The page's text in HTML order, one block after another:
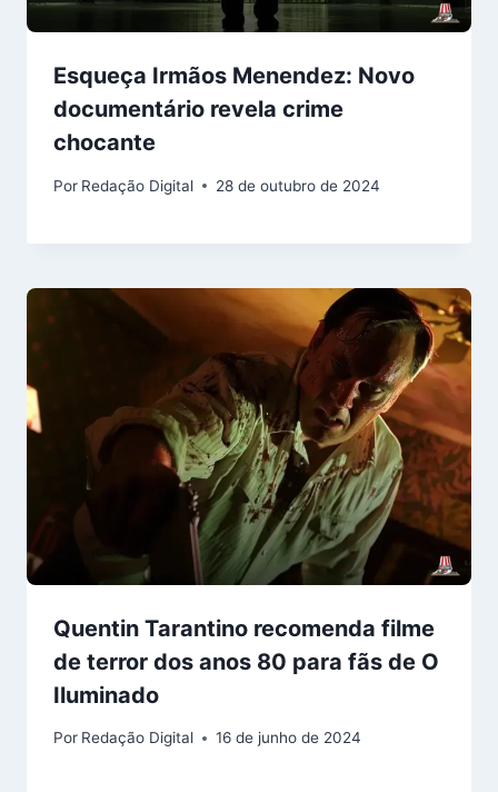
Esqueça Irmãos Menendez: Novo
documentário revela crime
chocante
Por Redação Digital 28 de outubro de 2024
Quentin Tarantino recomenda filme
de terror dos anos 80 para fãs de O
Iluminado
Por Redação Digital 16 de junho de 2024